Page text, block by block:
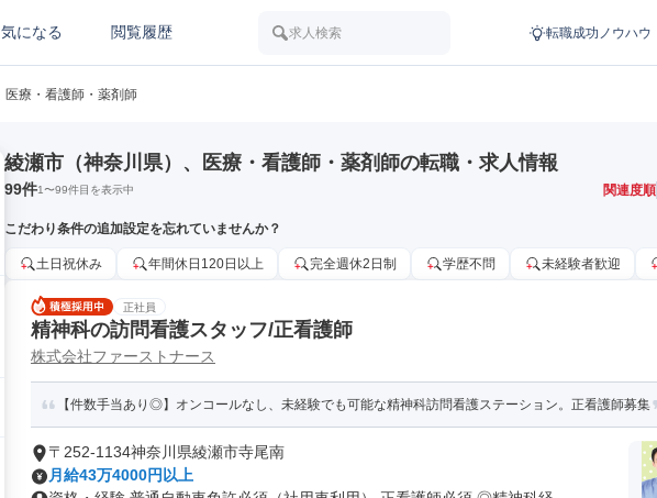
気になる 閲覧履歴 求人検索 転職成功ノウハウ
医療・看護師・薬剤師
綾瀬市（神奈川県）、医療・看護師・薬剤師の転職・求人情報
99件1〜99件目を表示中 関連度順
こだわり条件の追加設定を忘れていませんか？
土日祝休み 年間休日120日以上 完全週休2日制 学歴不問 未経験者歓迎
正社員
精神科の訪問看護スタッフ/正看護師
株式会社ファーストナース
【件数手当あり◎】オンコールなし、未経験でも可能な精神科訪問看護ステーション。正看護師募集
〒252-1134神奈川県綾瀬市寺尾南
月給43万4000円以上